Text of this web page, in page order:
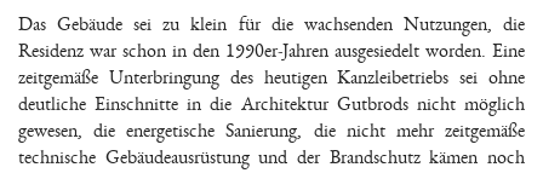
Das Gebäude sei zu klein für die wachsenden Nutzungen, die
Residenz war schon in den 1990er-Jahren ausgesiedelt worden. Eine
zeitgemäße Unterbringung des heutigen Kanzleibetriebs sei ohne
deutliche Einschnitte in die Architektur Gutbrods nicht möglich
gewesen, die energetische Sanierung, die nicht mehr zeitgemäße
technische Gebäudeausrüstung und der Brandschutz kämen noch